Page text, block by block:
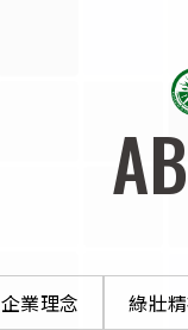
企業理念 綠壯